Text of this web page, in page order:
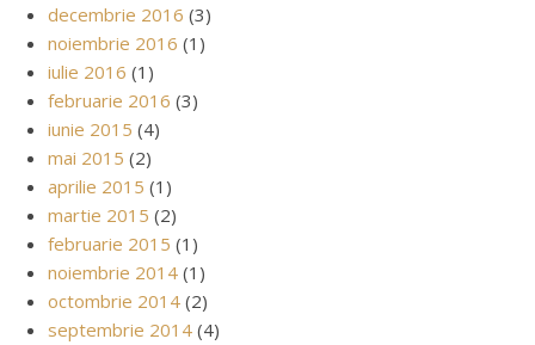
decembrie 2016 (3)
noiembrie 2016 (1)
iulie 2016 (1)
februarie 2016 (3)
iunie 2015 (4)
mai 2015 (2)
aprilie 2015 (1)
martie 2015 (2)
februarie 2015 (1)
noiembrie 2014 (1)
octombrie 2014 (2)
septembrie 2014 (4)